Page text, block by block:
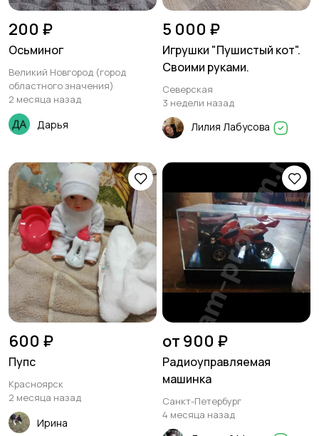
200 ₽
Осьминог
Великий Новгород (город
областного значения)
2 месяца назад
Дарья
5 000 ₽
Игрушки "Пушистый кот".
Своими руками.
Северская
3 недели назад
Лилия Лабусова
600 ₽
Пупс
Красноярск
2 месяца назад
Ирина
от 900 ₽
Радиоуправляемая
машинка
Санкт-Петербург
4 месяца назад